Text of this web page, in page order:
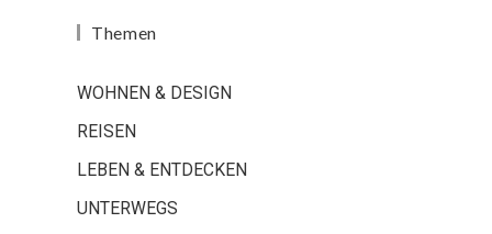
Themen
WOHNEN & DESIGN
REISEN
LEBEN & ENTDECKEN
UNTERWEGS